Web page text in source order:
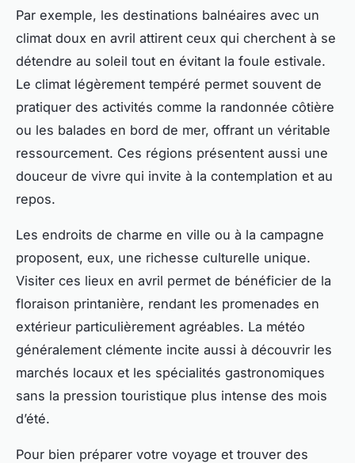
Par exemple, les destinations balnéaires avec un
climat doux en avril attirent ceux qui cherchent à se
détendre au soleil tout en évitant la foule estivale.
Le climat légèrement tempéré permet souvent de
pratiquer des activités comme la randonnée côtière
ou les balades en bord de mer, offrant un véritable
ressourcement. Ces régions présentent aussi une
douceur de vivre qui invite à la contemplation et au
repos.
Les endroits de charme en ville ou à la campagne
proposent, eux, une richesse culturelle unique.
Visiter ces lieux en avril permet de bénéficier de la
floraison printanière, rendant les promenades en
extérieur particulièrement agréables. La météo
généralement clémente incite aussi à découvrir les
marchés locaux et les spécialités gastronomiques
sans la pression touristique plus intense des mois
d’été.
Pour bien préparer votre voyage et trouver des